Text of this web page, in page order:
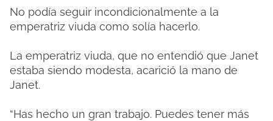
No podía seguir incondicionalmente a la
emperatriz viuda como solía hacerlo.
La emperatriz viuda, que no entendió que Janet
estaba siendo modesta, acarició la mano de
Janet.
“Has hecho un gran trabajo. Puedes tener más